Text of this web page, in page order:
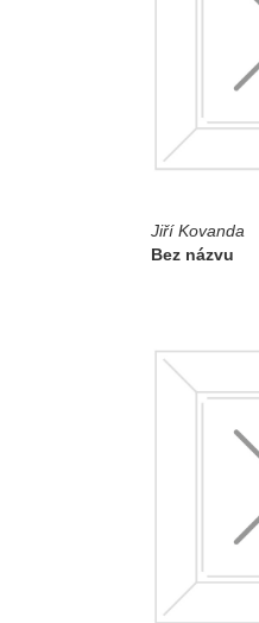
Jiří Kovanda
Bez názvu